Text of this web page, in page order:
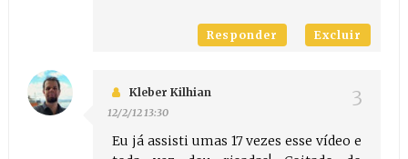
Responder Excluir
Kleber Kilhian
12/2/12 13:30
Eu já assisti umas 17 vezes esse vídeo e